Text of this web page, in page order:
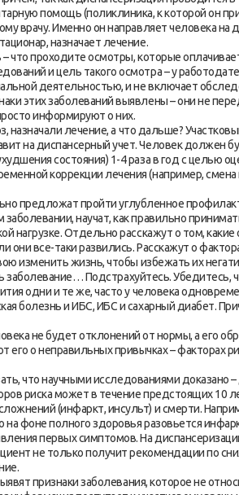
помощь (поликлиника, к которой он
врачу. Именно он направляет человека
назначает лечение.
что проходите осмотры, которые
и цель такого осмотра – у
деятельностью, и не включает
этих заболеваний выявлены – они не
информируют о них.
лечение, а что дальше?
на диспансерный учет. Человек должен
состояния) 1-4 раза в год с целью
коррекции лечения (например,
предложат пройти углубленное
научат, как правильно
нагрузке. Отдельно расскажут о том,
они все-таки развились. Расскажут о
изменить жизнь, чтобы избежать их
Подстрахуйтесь. Убедитесь,
одни и те же, часто у человека
болезнь и ИБС, ИБС и сахарный диабет.
не будет отклонений от нормы, а его
о неправильных привычках – факторах
что научными исследованиями доказано
риска может в течение предстоящих 10
(инфаркт, инсульт) и смерти.
фоне полного здоровья разовьется
первых симптомов. На
не только получит рекомендации по
признаки заболевания, которое не